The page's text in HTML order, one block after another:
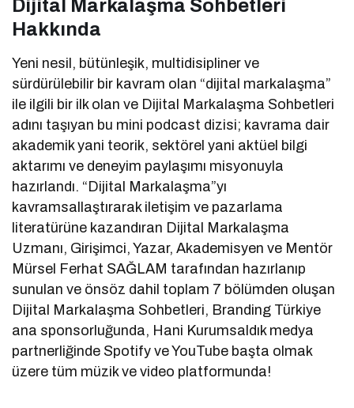
Dijital Markalaşma Sohbetleri
Hakkında
Yeni nesil, bütünleşik, multidisipliner ve
sürdürülebilir bir kavram olan “dijital markalaşma”
ile ilgili bir ilk olan ve Dijital Markalaşma Sohbetleri
adını taşıyan bu mini podcast dizisi; kavrama dair
akademik yani teorik, sektörel yani aktüel bilgi
aktarımı ve deneyim paylaşımı misyonuyla
hazırlandı. “Dijital Markalaşma”yı
kavramsallaştırarak iletişim ve pazarlama
literatürüne kazandıran Dijital Markalaşma
Uzmanı, Girişimci, Yazar, Akademisyen ve Mentör
Mürsel Ferhat SAĞLAM tarafından hazırlanıp
sunulan ve önsöz dahil toplam 7 bölümden oluşan
Dijital Markalaşma Sohbetleri, Branding Türkiye
ana sponsorluğunda, Hani Kurumsaldık medya
partnerliğinde Spotify ve YouTube başta olmak
üzere tüm müzik ve video platformunda!